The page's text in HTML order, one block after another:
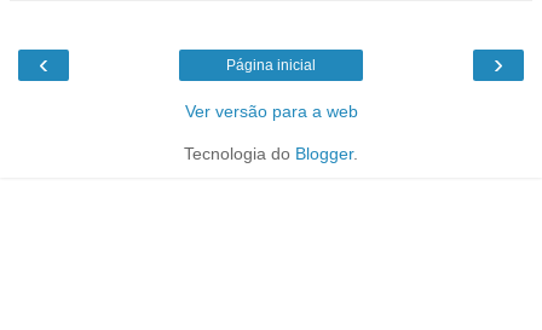
‹ ›
Página inicial
Ver versão para a web
Tecnologia do Blogger.